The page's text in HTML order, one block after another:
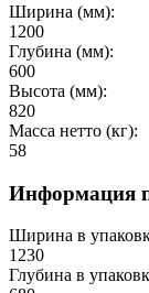
Ширина (мм):
1200
Глубина (мм):
600
Высота (мм):
820
Масса нетто (кг):
58
Информация
Ширина в
1230
Глубина в